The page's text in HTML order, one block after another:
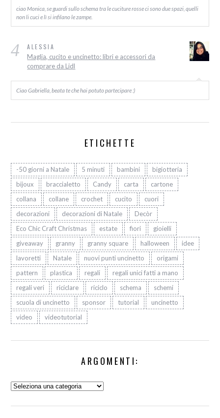
ciao Monica, se guardi sullo schema tra le cuciture rosse ci sono due spazi, quelli
non li cuci e lì si infilano le zampe.
4 ALESSIA
Maglia, cucito e uncinetto: libri e accessori da
comprare da Lidl
Ciao Gabriella, beata te che hai potuto partecipare :)
ETICHETTE
-50 giorni a Natale 5 minuti bambini
bigiotteria
bijoux
braccialetto Candy carta
cartone
collana
collane crochet cucito
cuori
decorazioni
decorazioni di Natale
Decòr
Eco Chic Craft Christmas
estate fiori
gioielli
giveaway
granny granny square halloween
idee
lavoretti
Natale nuovi punti uncinetto
origami
pattern
plastica regali
regali unici fatti a mano
regali veri
riciclare riciclo schema
schemi
scuola di uncinetto
sponsor tutorial
uncinetto
video
videotutorial
ARGOMENTI:
Argomenti: